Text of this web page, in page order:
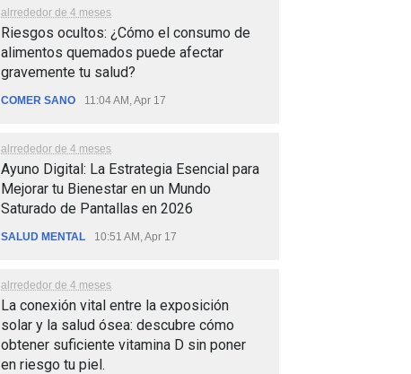
alrrededor de 4 meses
Riesgos ocultos: ¿Cómo el consumo de
alimentos quemados puede afectar
gravemente tu salud?
COMER SANO 11:04 AM, Apr 17
alrrededor de 4 meses
Ayuno Digital: La Estrategia Esencial para
Mejorar tu Bienestar en un Mundo
Saturado de Pantallas en 2026
SALUD MENTAL 10:51 AM, Apr 17
alrrededor de 4 meses
La conexión vital entre la exposición
solar y la salud ósea: descubre cómo
obtener suficiente vitamina D sin poner
en riesgo tu piel.